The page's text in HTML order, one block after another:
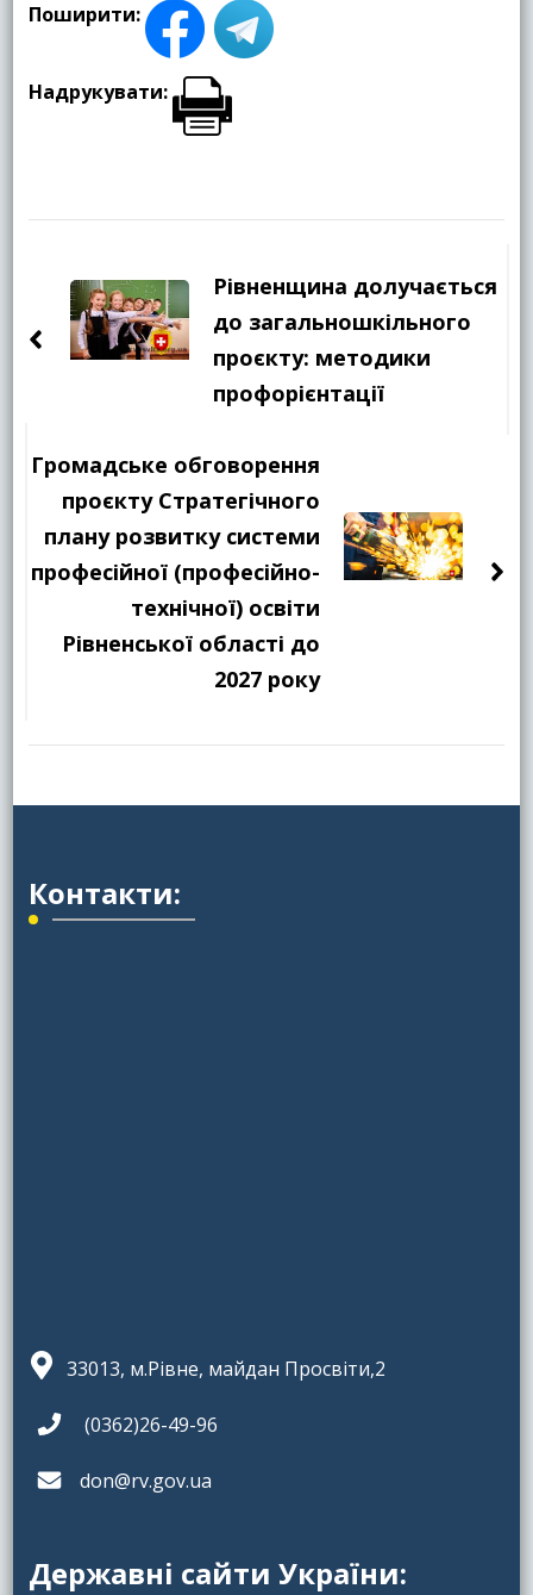
Поширити:
Надрукувати:
по
запису
Рівненщина долучається
до загальношкільного
проєкту: методики
профорієнтації
Громадське обговорення
проєкту Стратегічного
плану розвитку системи
професійної (професійно-
технічної) освіти
Рівненської області до
2027 року
Контакти:
33013, м.Рівне, майдан Просвіти,2
(0362)26-49-96
don@rv.gov.ua
Державні сайти України: